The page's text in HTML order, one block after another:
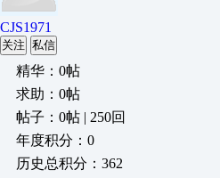
CJS1971
关注 私信
精华：0帖
求助：0帖
帖子：0帖 | 250回
年度积分：0
历史总积分：362